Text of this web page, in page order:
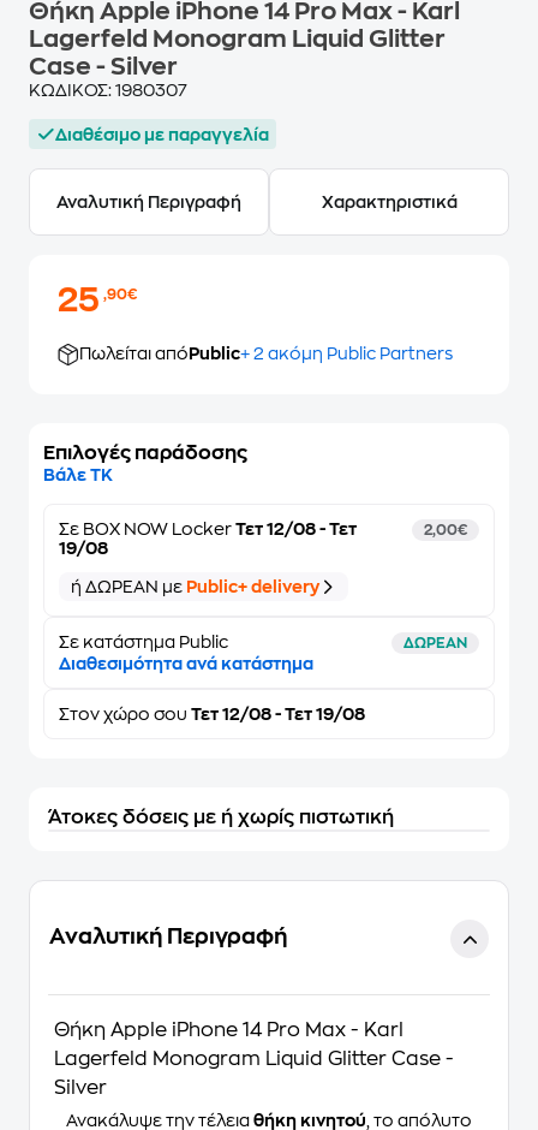
Θήκη Apple iPhone 14 Pro Max - Karl
Lagerfeld Monogram Liquid Glitter
Case - Silver
ΚΩΔΙΚΟΣ: 1980307
Διαθέσιμο με παραγγελία
Αναλυτική Περιγραφή Χαρακτηριστικά
25,90€
Πωλείται από Public+ 2 ακόμη Public Partners
Επιλογές παράδοσης
Βάλε ΤΚ
Σε BOX NOW Locker Τετ 12/08 - Τετ
19/08
2,00€
ή ΔΩΡΕΑΝ με Public+ delivery
Σε κατάστημα Public ΔΩΡΕΑΝ
Διαθεσιμότητα ανά κατάστημα
Στον χώρο σου Τετ 12/08 - Τετ 19/08
Άτοκες δόσεις με ή χωρίς πιστωτική
Αναλυτική Περιγραφή
Θήκη Apple iPhone 14 Pro Max - Karl
Lagerfeld Monogram Liquid Glitter Case -
Silver
Ανακάλυψε την τέλεια θήκη κινητού , το απόλυτο